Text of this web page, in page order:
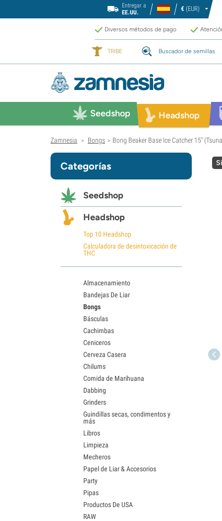
Entregar a
EE.UU.
€ (EUR)
Diversos métodos de pago
TRIBE Buscador de semillas
Seedshop Headshop
Zamnesia > Bongs > Bong Beaker Base Ice Catcher 15''
Categorías
Seedshop
Headshop
Top 10 Headshop
Calculadora de desintoxicación de
THC
Almacenamiento
Bandejas De Liar
Bongs
Básculas
Cachimbas
Ceniceros
Cerveza Casera
Chilums
Comida de Marihuana
Dabbing
Grinders
Guindillas secas, condimentos y
más
Libros
Limpieza
Mecheros
Papel de Liar & Accesorios
Party
Pipas
Productos De USA
RAW